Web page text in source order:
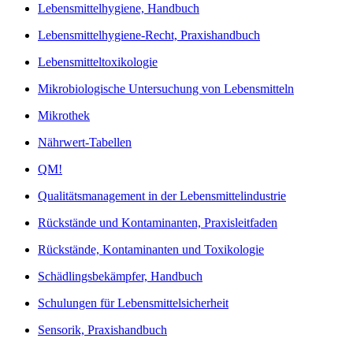
Lebensmittelhygiene, Handbuch
Lebensmittelhygiene-Recht, Praxishandbuch
Lebensmitteltoxikologie
Mikrobiologische Untersuchung von Lebensmitteln
Mikrothek
Nährwert-Tabellen
QM!
Qualitätsmanagement in der Lebensmittelindustrie
Rückstände und Kontaminanten, Praxisleitfaden
Rückstände, Kontaminanten und Toxikologie
Schädlingsbekämpfer, Handbuch
Schulungen für Lebensmittelsicherheit
Sensorik, Praxishandbuch